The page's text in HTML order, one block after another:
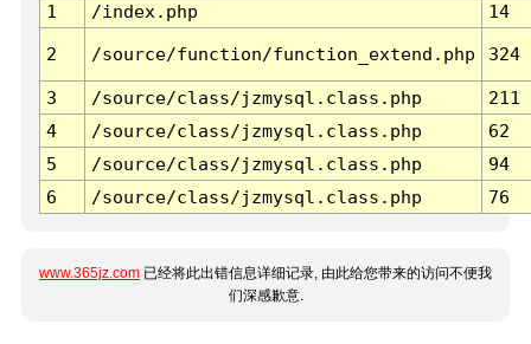
1
/index.php 14
2 /source/function/function_extend.php 324
3 /source/class/jzmysql.class.php
211
4
/source/class/jzmysql.class.php
62
5
/source/class/jzmysql.class.php
94
6
/source/class/jzmysql.class.php 76
www.365jz.com 已经将此出错信息详细记录, 由此给您带来的访问不便我
们深感歉意.